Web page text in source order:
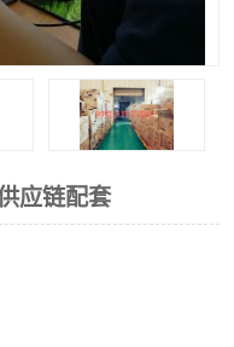
应链配套